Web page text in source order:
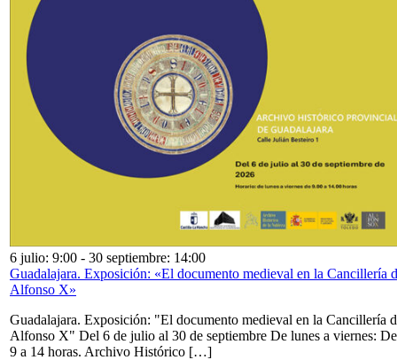
6 julio: 9:00 - 30 septiembre: 14:00
Guadalajara. Exposición: «El documento medieval en la Cancillería
Alfonso X»
Guadalajara. Exposición: "El documento medieval en la Cancillería
Alfonso X" Del 6 de julio al 30 de septiembre De lunes a viernes: De
9 a 14 horas. Archivo Histórico […]